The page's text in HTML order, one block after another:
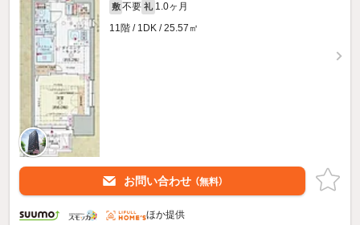
敷 不要 礼 1.0ヶ月
11階 / 1DK / 25.57㎡
お問い合わせ （無料）
ほか提供